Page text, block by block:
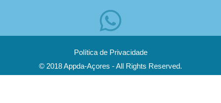
© 2018 Appda-Açores - All Rights Reserved.
Política de Privacidade